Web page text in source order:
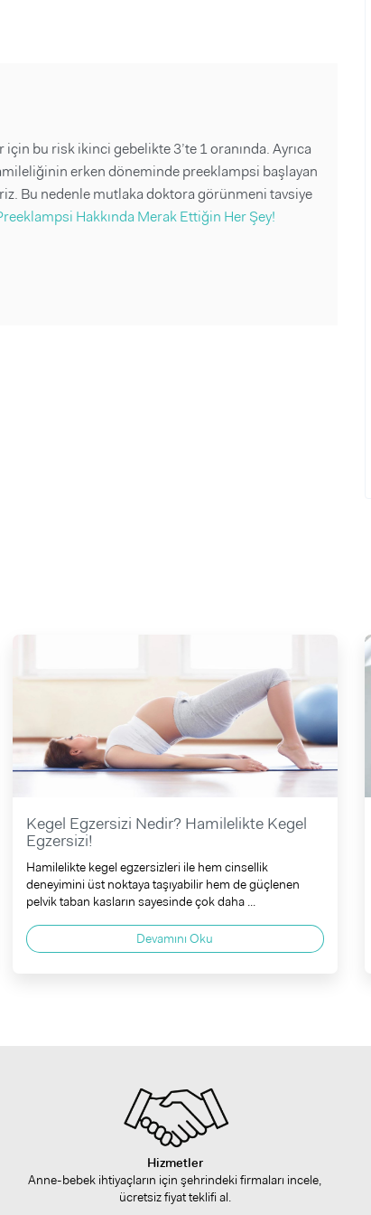
bu risk ikinci gebelikte 3’te 1 oranında. Ayrıca
erken döneminde preeklampsi başlayan
Bu nedenle mutlaka doktora görünmeni tavsiye
Hakkında Merak Ettiğin Her Şey!
Kegel Egzersizi Nedir? Hamilelikte Kegel
Egzersizi!
Hamilelikte kegel egzersizleri ile hem cinsellik
deneyimini üst noktaya taşıyabilir hem de güçlenen
pelvik taban kasların sayesinde çok daha ...
Devamını Oku
Hizmetler
Anne-bebek ihtiyaçların için şehrindeki firmaları incele,
ücretsiz fiyat teklifi al.